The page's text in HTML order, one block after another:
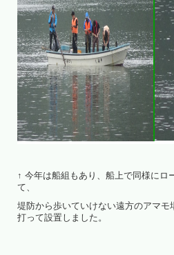
↑ 今年は船組もあり、船上で同様にロ
て、
堤防から歩いていけない遠方のアマモ
打って設置しました。